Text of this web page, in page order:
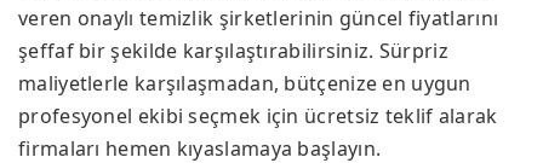
veren onaylı temizlik şirketlerinin güncel fiyatlarını
şeffaf bir şekilde karşılaştırabilirsiniz. Sürpriz
maliyetlerle karşılaşmadan, bütçenize en uygun
profesyonel ekibi seçmek için ücretsiz teklif alarak
firmaları hemen kıyaslamaya başlayın.